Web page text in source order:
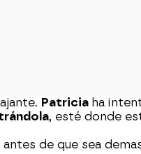
Patricia ha
, esté donde
antes de que sea